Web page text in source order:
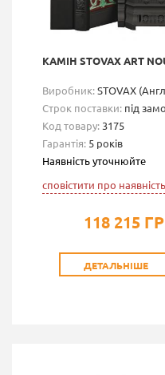
КАМІН STOVAX ART
Виробник:STOVAX
Строк поставки: під
Код товару: 3175
Гарантія: 5 років
Наявність уточнюйте
сповістити про
118 215
ДЕТАЛЬНІШЕ